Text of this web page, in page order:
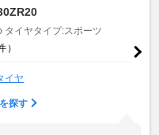
タイヤタイプ:スポーツ
）
イヤ
探す